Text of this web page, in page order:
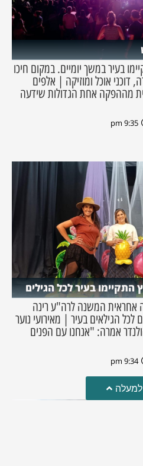
בעיר במשך יומיים. במקום חיכו
דוכני אוכל ומוזיקה | אלפים
מההפקה אחת הגדולות שידעה
9:35 pm
התקיימו בעיר לכל הגילים
אחראית המשנה לרה"ע רינה
לכל הגילאים בעיר | מאירועי נוער
אמרה: "אנחנו עם הפנים
9:34 pm